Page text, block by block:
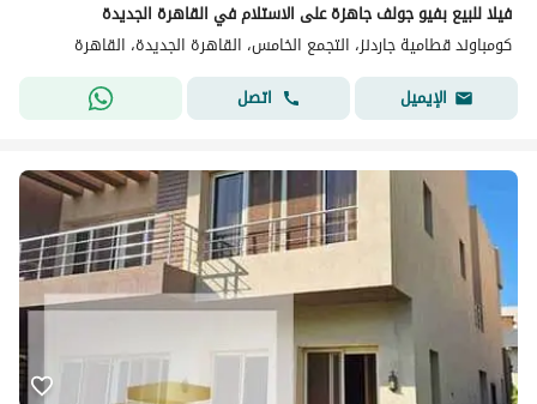
فيلا للبيع بفيو جولف جاهزة على الاستلام في القاهرة الجديدة
كومباوند قطامية جاردنز، التجمع الخامس، القاهرة الجديدة، القاهرة
الإيميل
اتصل